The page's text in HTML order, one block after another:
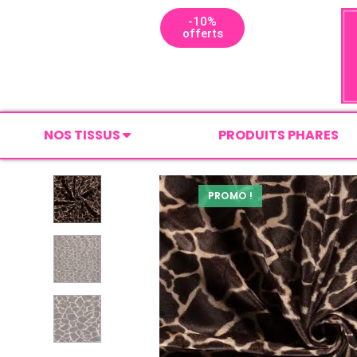
-10%
offerts
NOS TISSUS PRODUITS PHARES
PROMO !